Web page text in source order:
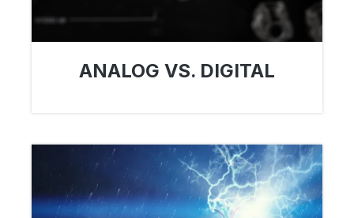
ANALOG VS. DIGITAL